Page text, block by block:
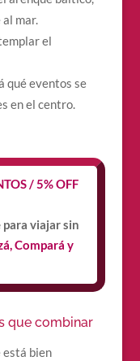
mar.
el
qué eventos se
en el centro.
/ 5% OFF
para viajar sin
Compará y
que combinar
está bien